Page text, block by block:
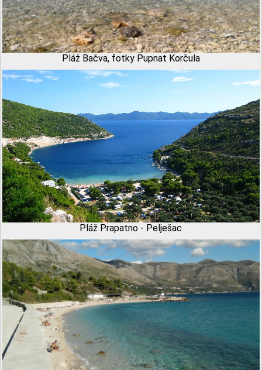
Pláž Bačva, fotky Pupnat Korčula
Pláž Prapatno - Pelješac